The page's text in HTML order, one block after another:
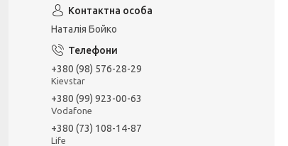
Наталія Бойко
+380 (98) 576-28-29
Kievstar
+380 (99) 923-00-63
Vodafone
+380 (73) 108-14-87
Life